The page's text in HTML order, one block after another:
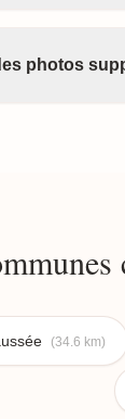
photos
(34.6 km)